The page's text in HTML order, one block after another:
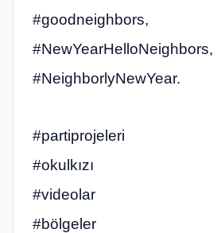
#goodneighbors,
#NewYearHelloNeighbors,
#NeighborlyNewYear.
#partiprojeleri
#okulkızı
#videolar
#bölgeler